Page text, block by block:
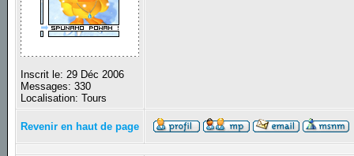
Inscrit le: 29 Déc 2006
Messages: 330
Localisation: Tours
Revenir en haut de page